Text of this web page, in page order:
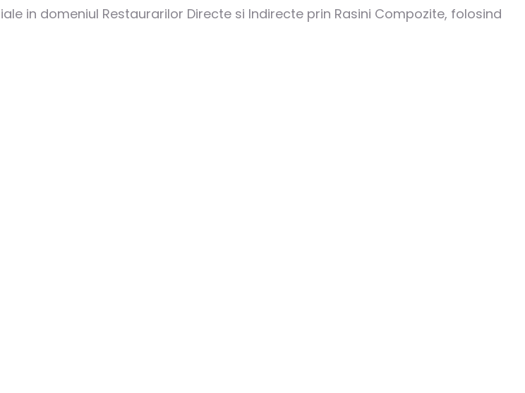
in domeniul Restaurarilor Directe si Indirecte prin Rasini Compozite, folosind